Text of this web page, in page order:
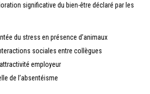
significative du bien-être déclaré par les
du stress en présence d’animaux
sociales entre collègues
employeur
de l’absentéisme